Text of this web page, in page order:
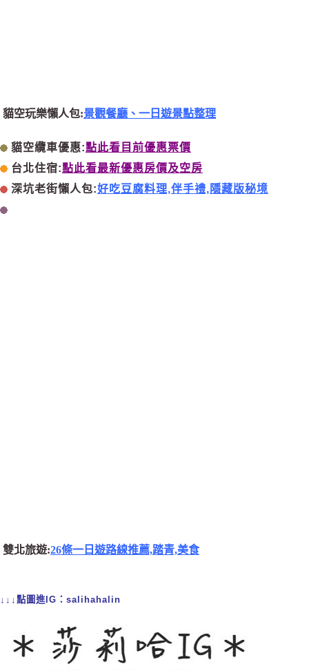
貓空玩樂懶人包:景觀餐廳、一日遊景點整理
貓空纜車優惠:點此看目前優惠票價
台北住宿:點此看最新優惠房價及空房
深坑老街懶人包:好吃豆腐料理,伴手禮,隱藏版秘境
雙北旅遊:26條一日遊路線推薦,踏青,美食
↓↓↓點圖進IG：salihahalin